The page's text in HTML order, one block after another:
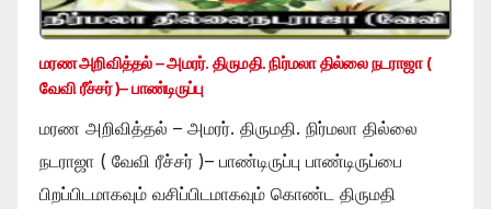
மரண அறிவித்தல் – அமரர். திருமதி. நிர்மலா தில்லை நடராஜா (
வேவி ரீச்சர் )– பாண்டிருப்பு
மரண அறிவித்தல் – அமரர். திருமதி. நிர்மலா தில்லை
நடராஜா ( வேவி ரீச்சர் )– பாண்டிருப்பு பாண்டிருப்பை
பிறப்பிடமாகவும் வசிப்பிடமாகவும் கொண்ட திருமதி